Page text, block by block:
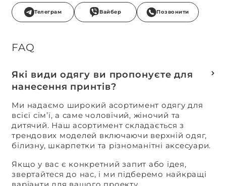
Телеграм Вайбер Позвонити
FAQ
Які види одягу ви пропонуєте для
нанесення принтів?
Ми надаємо широкий асортимент одягу для
всієї сім’ї, а саме чоловічий, жіночий та
дитячий. Наш асортимент складається з
трендових моделей включаючи верхній одяг,
білизну, шкарпетки та різноманітні аксесуари.
Якщо у вас є конкретний запит або ідея,
звертайтеся до нас, і ми підберемо найкращі